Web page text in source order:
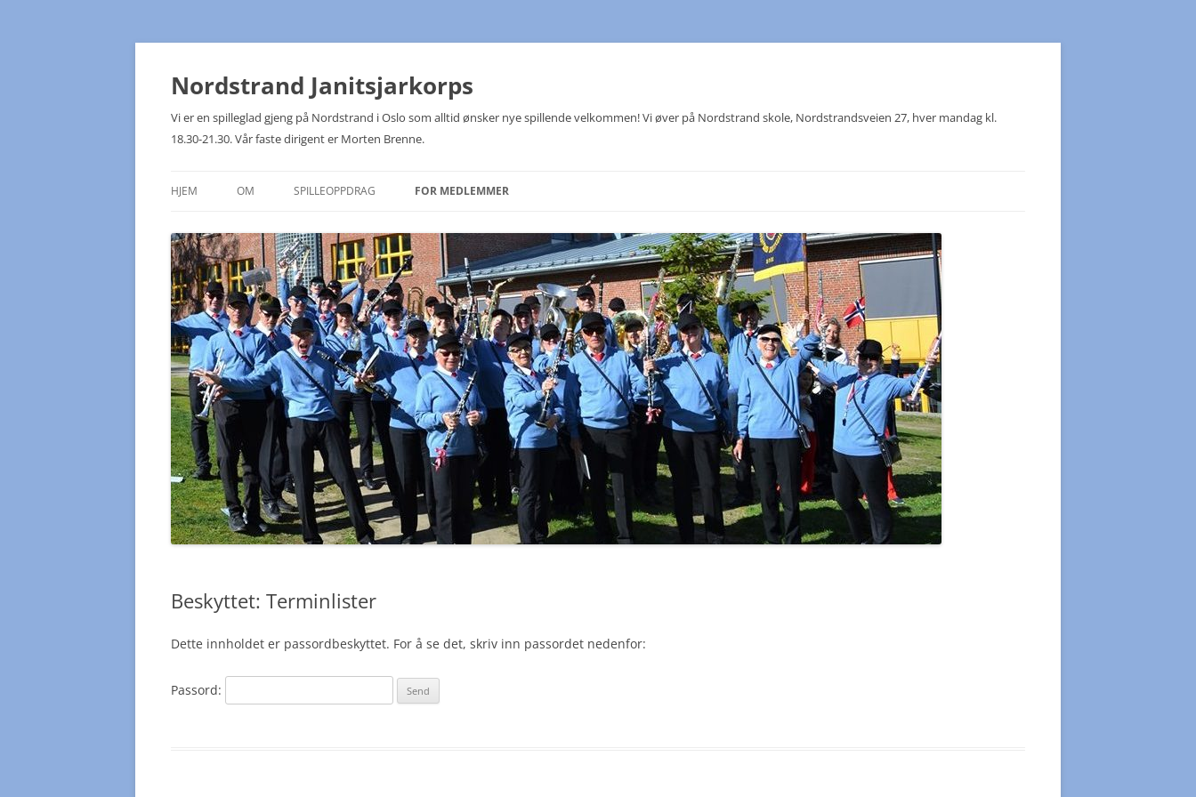
Hopp
Nordstrand Janitsjarkorps
Vi er en spilleglad gjeng på Nordstrand i Oslo som alltid ønsker nye spillende velkommen! Vi øver på Nordstrand skole, Nordstrandsveien 27, hver mandag kl.
18.30-21.30. Vår faste dirigent er Morten Brenne.
HJEM OM
NJK PÅ TUR!
SPILLEOPPDRAG FOR MEDLEMMER
MEDLEMSLISTE
KOMITEER
JULETREFESTER
NOTEOVERSIKT
Beskyttet: Terminlister
Dette innholdet er passordbeskyttet. For å se det, skriv inn passordet nedenfor:
Passord: